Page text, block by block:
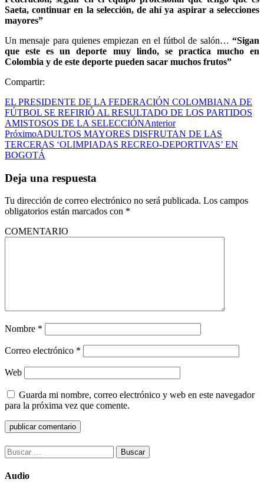
Saeta, continuar en la selección, de ahí ya aspirar a selecciones
mayores”
Un mensaje para quienes empiezan en el fútbol de salón… “Sigan
que este es un deporte muy lindo, se practica mucho en
Colombia y de este deporte pueden sacar muchos frutos”
Compartir:
EL PRESIDENTE DE LA FEDERACIÓN COLOMBIANA DE
FÚTBOL SE REFIRIÓ AL RESULTADO DE LOS PARTIDOS
AMISTOSOS DE LA SELECCIÓNAnterior
PróximoADULTOS MAYORES DISFRUTAN DE LAS
TERCERAS ‘OLIMPIADAS RECREO-DEPORTIVAS’ EN
BOGOTÁ
Deja una respuesta
Tu dirección de correo electrónico no será publicada. Los campos
obligatorios están marcados con *
COMENTARIO
Nombre *
Correo electrónico *
Web
Guarda mi nombre, correo electrónico y web en este navegador
para la próxima vez que comente.
Buscar:
Audio